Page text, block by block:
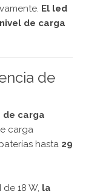
El led
de carga
de
de carga
carga
hasta 29
18 W, la